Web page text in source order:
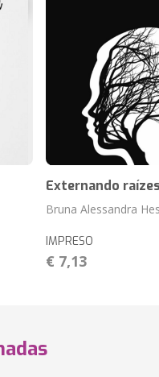
Externando
Bruna Alessandra
IMPRESO
€ 7,13